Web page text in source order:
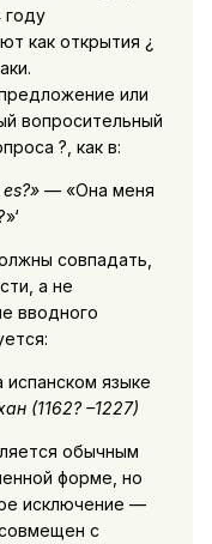
году
как открытия ¿
или
вопросительный
?, как в:
— «Она меня
совпадать,
а не
вводного
испанском языке
(1162? –1227)
обычным
форме, но
исключение —
с